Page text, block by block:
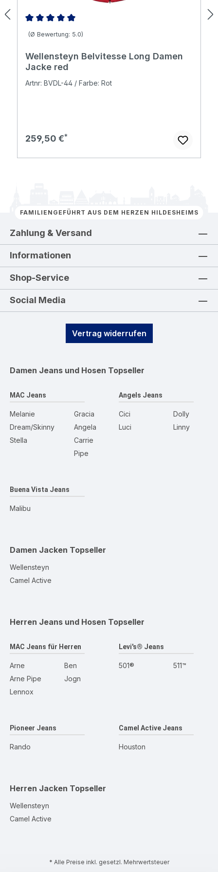
Durchschnittliche Bewertung von 5 von 5 Sternen
(Ø Bewertung: 5.0)
Wellensteyn Belvitesse Long Damen
Jacke red
Artnr: BVDL-44 / Farbe: Rot
Regulärer Preis:
259,50 €
FAMILIENGEFÜHRT AUS DEM HERZEN HILDESHEIMS
Zahlung & Versand
Informationen
Shop-Service
Social Media
Vertrag widerrufen
Damen Jeans und Hosen Topseller
MAC Jeans
Melanie
Dream/Skinny
Stella
Gracia
Angela
Carrie
Pipe
Angels Jeans
Cici
Luci
Dolly
Linny
Buena Vista Jeans
Malibu
Damen Jacken Topseller
Wellensteyn
Camel Active
Herren Jeans und Hosen Topseller
MAC Jeans für Herren
Arne
Arne Pipe
Lennox
Ben
Jogn
Levi's® Jeans
501® 511™
Pioneer Jeans
Rando
Camel Active Jeans
Houston
Herren Jacken Topseller
Wellensteyn
Camel Active
* Alle Preise inkl. gesetzl. Mehrwertsteuer